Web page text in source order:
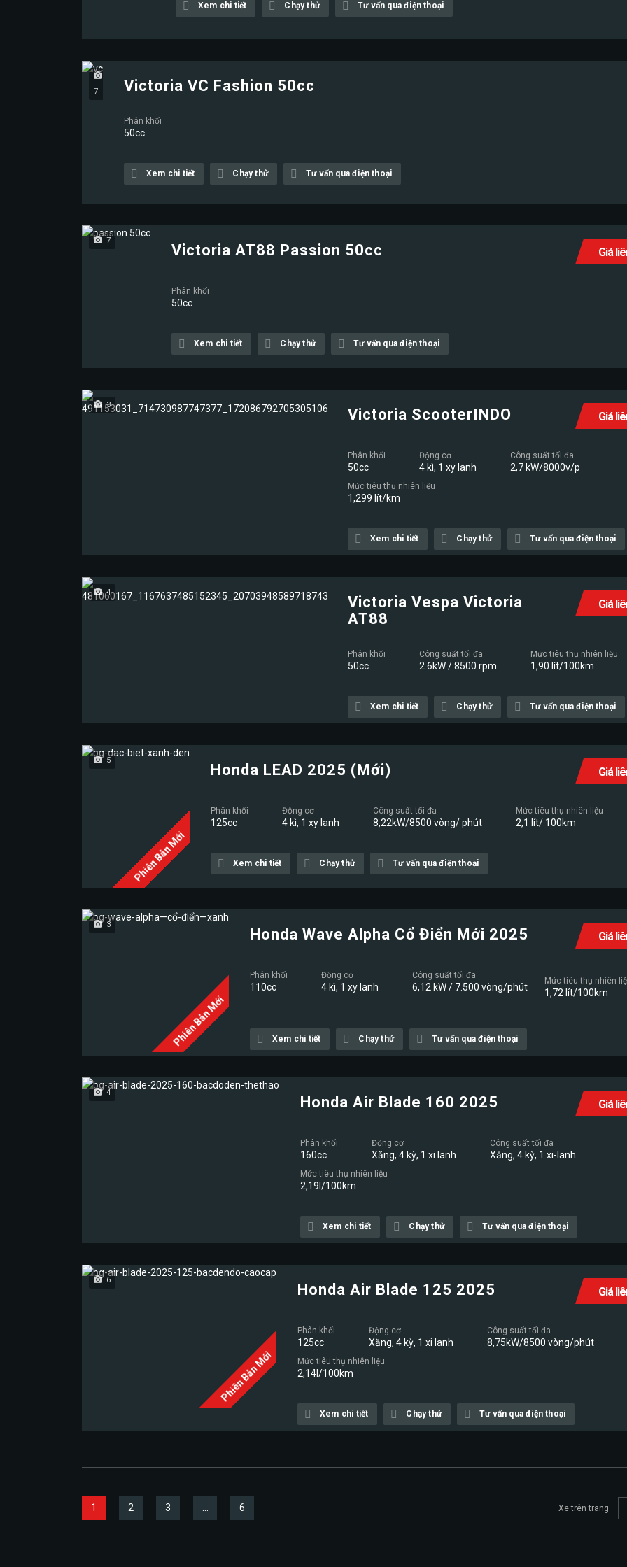
Xem chi tiết Chạy thử Tư vấn qua điện thoại
7 Victoria VC Fashion 50cc
Phân khối
50cc
Xem chi tiết Chạy thử Tư vấn qua điện thoại
7
Giá
Victoria AT88 Passion 50cc
Phân khối
50cc
Xem chi tiết Chạy thử Tư vấn qua điện thoại
3
Giá
Victoria ScooterINDO
Phân khối
50cc
Động cơ
4 kì, 1 xy lanh
Công suất tối đa
2,7 kW/8000v/p
Mức tiêu thụ nhiên liệu
1,299 lít/km
Xem chi tiết Chạy thử Tư vấn qua điện thoại
4
Giá
Victoria Vespa Victoria
AT88
Phân khối
50cc
Công suất tối đa
2.6kW / 8500 rpm
Mức tiêu thụ nhiên liệu
1,90 lít/100km
Xem chi tiết Chạy thử Tư vấn qua điện thoại
Phiên Bản Mới
5
Giá
Honda LEAD 2025 (Mới)
Phân khối
125cc
Động cơ
4 kì, 1 xy lanh
Công suất tối đa
8,22kW/8500 vòng/ phút
Mức tiêu thụ nhiên liệu
2,1 lít/ 100km
Xem chi tiết Chạy thử Tư vấn qua điện thoại
Phiên Bản Mới
3
Giá
Honda Wave Alpha Cổ Điển Mới 2025
Phân khối
110cc
Động cơ
4 kì, 1 xy lanh
Công suất tối đa
6,12 kW / 7.500 vòng/phút
Mức tiêu thụ nhiên
1,72 lít/100km
Xem chi tiết Chạy thử Tư vấn qua điện thoại
4
Giá
Honda Air Blade 160 2025
Phân khối
160cc
Động cơ
Xăng, 4 kỳ, 1 xi lanh
Công suất tối đa
Xăng, 4 kỳ, 1 xi-lanh
Mức tiêu thụ nhiên liệu
2,19l/100km
Xem chi tiết Chạy thử Tư vấn qua điện thoại
Phiên Bản Mới
6
Giá
Honda Air Blade 125 2025
Phân khối
125cc
Động cơ
Xăng, 4 kỳ, 1 xi lanh
Công suất tối đa
8,75kW/8500 vòng/phút
Mức tiêu thụ nhiên liệu
2,14l/100km
Xem chi tiết Chạy thử Tư vấn qua điện thoại
1 2 3 6 Xe trên trang